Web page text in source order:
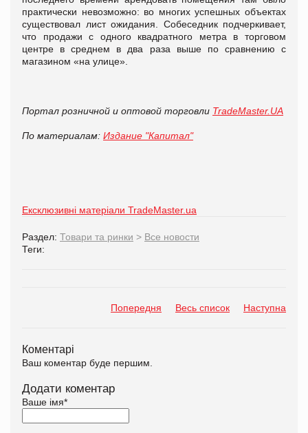
практически невозможно: во многих успешных объектах
существовал лист ожидания. Собеседник подчеркивает,
что продажи с одного квадратного метра в торговом
центре в среднем в два раза выше по сравнению с
магазином «на улице».
Портал розничной и оптовой торговли TradeMaster.UA
По материалам: Издание "Капитал"
Ексклюзивні матеріали TradeMaster.ua
Раздел: Товари та ринки > Все новости
Теги:
Попередня Весь список Наступна
Коментарі
Ваш коментар буде першим.
Додати коментар
Ваше імя*